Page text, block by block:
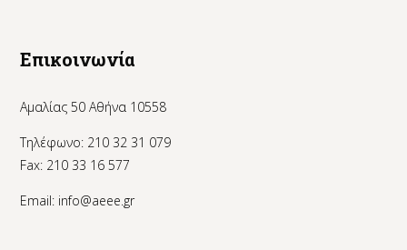
Επικοινωνία
Αμαλίας 50 Αθήνα 10558
Τηλέφωνο: 210 32 31 079
Fax: 210 33 16 577
Email: info@aeee.gr